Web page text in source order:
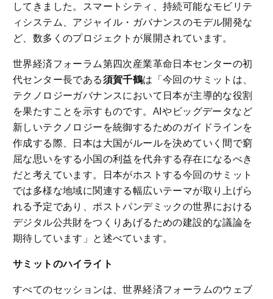
してきました。スマートシティ、持続可能なモビリテ
ィシステム、アジャイル・ガバナンスのモデル開発な
ど、数多くのプロジェクトが展開されています。
世界経済フォーラム第四次産業革命日本センターの初
代センター長である須賀千鶴は「今回のサミットは、
テクノロジーガバナンスにおいて日本が主導的な役割
を果たすことを示すものです。AIやビッグデータなど
新しいテクノロジーを統御するためのガイドラインを
作成する際、日本は大国がルールを決めていく間で窮
屈な思いをする小国の利益を代弁する存在になるべき
だと考えています。日本がホストする今回のサミット
では多様な地域に関連する幅広いテーマが取り上げら
れる予定であり、ポストパンデミックの世界における
デジタル公共財をつくりあげるための建設的な議論を
期待しています」と述べています。
サミットのハイライト
すべてのセッションは、世界経済フォーラムのウェブ